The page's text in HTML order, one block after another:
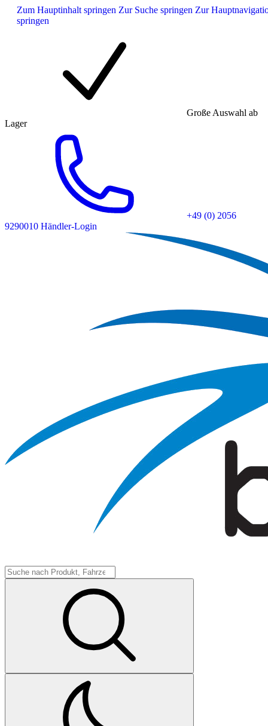
Zum Hauptinhalt springen Zur Suche springen Zur
springen
Große Auswahl ab
Lager
+49 (0) 2056
9290010 Händler-Login